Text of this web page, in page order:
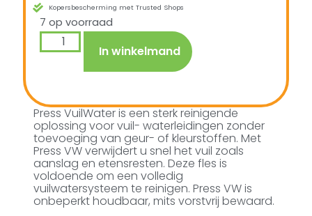
Kopersbescherming met Trusted Shops
7 op voorraad
In winkelmand
Press VuilWater is een sterk reinigende
oplossing voor vuil- waterleidingen zonder
toevoeging van geur- of kleurstoffen. Met
Press VW verwijdert u snel het vuil zoals
aanslag en etensresten. Deze fles is
voldoende om een volledig
vuilwatersysteem te reinigen. Press VW is
onbeperkt houdbaar, mits vorstvrij bewaard.